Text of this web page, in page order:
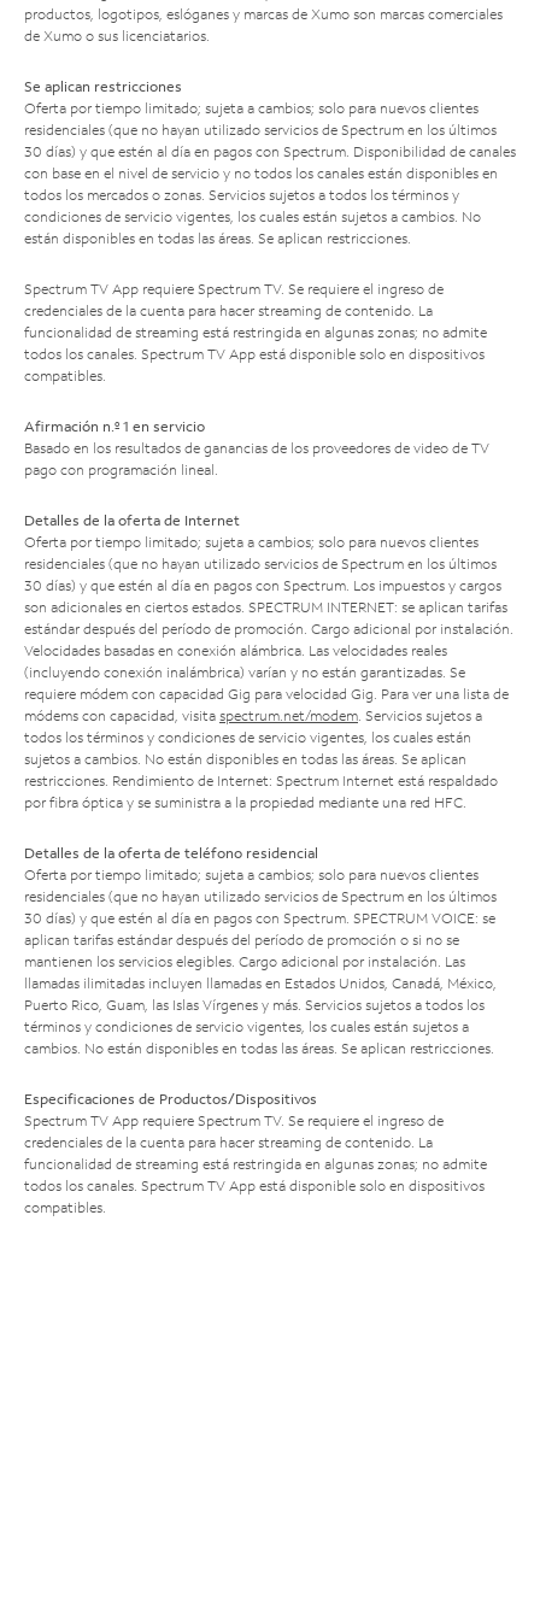
productos, logotipos, eslóganes y marcas de Xumo son marcas comerciales
de Xumo o sus licenciatarios.
Se aplican restricciones
Oferta por tiempo limitado; sujeta a cambios; solo para nuevos clientes
residenciales (que no hayan utilizado servicios de Spectrum en los últimos
30 días) y que estén al día en pagos con Spectrum. Disponibilidad de canales
con base en el nivel de servicio y no todos los canales están disponibles en
todos los mercados o zonas. Servicios sujetos a todos los términos y
condiciones de servicio vigentes, los cuales están sujetos a cambios. No
están disponibles en todas las áreas. Se aplican restricciones.
Spectrum TV App requiere Spectrum TV. Se requiere el ingreso de
credenciales de la cuenta para hacer streaming de contenido. La
funcionalidad de streaming está restringida en algunas zonas; no admite
todos los canales. Spectrum TV App está disponible solo en dispositivos
compatibles.
Afirmación n.º 1 en servicio
Basado en los resultados de ganancias de los proveedores de video de TV
pago con programación lineal.
Detalles de la oferta de Internet
Oferta por tiempo limitado; sujeta a cambios; solo para nuevos clientes
residenciales (que no hayan utilizado servicios de Spectrum en los últimos
30 días) y que estén al día en pagos con Spectrum. Los impuestos y cargos
son adicionales en ciertos estados. SPECTRUM INTERNET: se aplican tarifas
estándar después del período de promoción. Cargo adicional por instalación.
Velocidades basadas en conexión alámbrica. Las velocidades reales
(incluyendo conexión inalámbrica) varían y no están garantizadas. Se
requiere módem con capacidad Gig para velocidad Gig. Para ver una lista de
módems con capacidad, visita spectrum.net/modem. Servicios sujetos a
todos los términos y condiciones de servicio vigentes, los cuales están
sujetos a cambios. No están disponibles en todas las áreas. Se aplican
restricciones. Rendimiento de Internet: Spectrum Internet está respaldado
por fibra óptica y se suministra a la propiedad mediante una red HFC.
Detalles de la oferta de teléfono residencial
Oferta por tiempo limitado; sujeta a cambios; solo para nuevos clientes
residenciales (que no hayan utilizado servicios de Spectrum en los últimos
30 días) y que estén al día en pagos con Spectrum. SPECTRUM VOICE: se
aplican tarifas estándar después del período de promoción o si no se
mantienen los servicios elegibles. Cargo adicional por instalación. Las
llamadas ilimitadas incluyen llamadas en Estados Unidos, Canadá, México,
Puerto Rico, Guam, las Islas Vírgenes y más. Servicios sujetos a todos los
términos y condiciones de servicio vigentes, los cuales están sujetos a
cambios. No están disponibles en todas las áreas. Se aplican restricciones.
Especificaciones de Productos/Dispositivos
Spectrum TV App requiere Spectrum TV. Se requiere el ingreso de
credenciales de la cuenta para hacer streaming de contenido. La
funcionalidad de streaming está restringida en algunas zonas; no admite
todos los canales. Spectrum TV App está disponible solo en dispositivos
compatibles.